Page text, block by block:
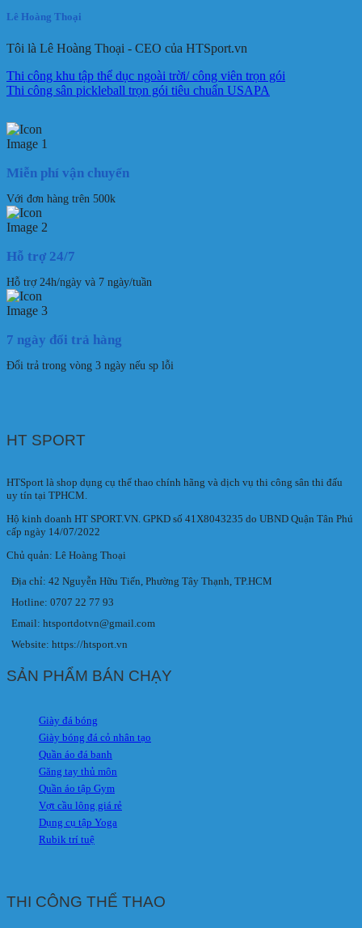
Lê Hoàng Thoại
Tôi là Lê Hoàng Thoại - CEO của HTSport.vn
Thi công khu tập thể dục ngoài trời/ công viên trọn gói
Thi công sân pickleball trọn gói tiêu chuẩn USAPA
Miễn phí vận chuyển
Với đơn hàng trên 500k
Hỗ trợ 24/7
Hỗ trợ 24h/ngày và 7 ngày/tuần
7 ngày đổi trả hàng
Đổi trả trong vòng 3 ngày nếu sp lỗi
HT SPORT
HTSport là shop dụng cụ thể thao chính hãng và dịch vụ thi công sân thi đấu
uy tín tại TPHCM.
Hộ kinh doanh HT SPORT.VN. GPKD số 41X8043235 do UBND Quận Tân Phú
cấp ngày 14/07/2022
Chủ quản: Lê Hoàng Thoại
Địa chỉ: 42 Nguyễn Hữu Tiến, Phường Tây Thạnh, TP.HCM
Hotline: 0707 22 77 93
Email: htsportdotvn@gmail.com
Website: https://htsport.vn
SẢN PHẨM BÁN CHẠY
Giày đá bóng
Giày bóng đá cỏ nhân tạo
Quần áo đá banh
Găng tay thủ môn
Quần áo tập Gym
Vợt cầu lông giá rẻ
Dụng cụ tập Yoga
Rubik trí tuệ
THI CÔNG THỂ THAO